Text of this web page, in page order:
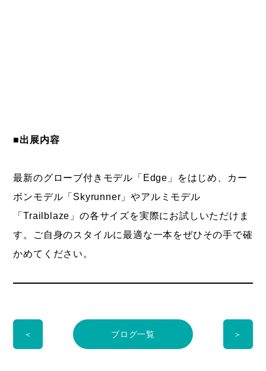
■出展内容
最新のグローブ付きモデル「Edge」をはじめ、カー
ボンモデル「Skyrunner」やアルミモデル
「Trailblaze」の各サイズを実際にお試しいただけま
す。ご自身のスタイルに最適な一本をぜひその手で確
かめてください。
＜ ブログ一覧 ＞